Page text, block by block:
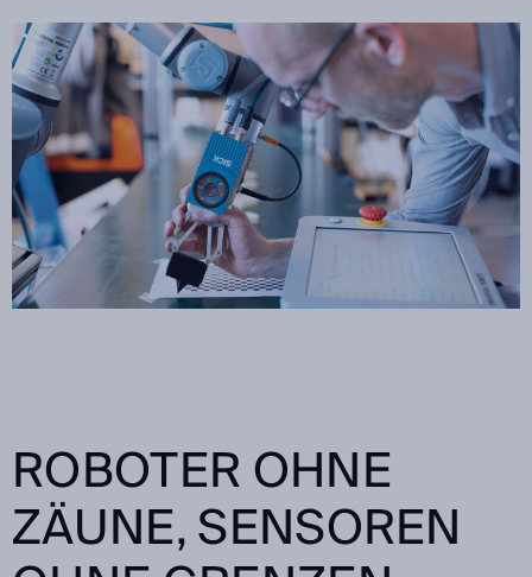
ROBOTER OHNE
ZÄUNE, SENSOREN